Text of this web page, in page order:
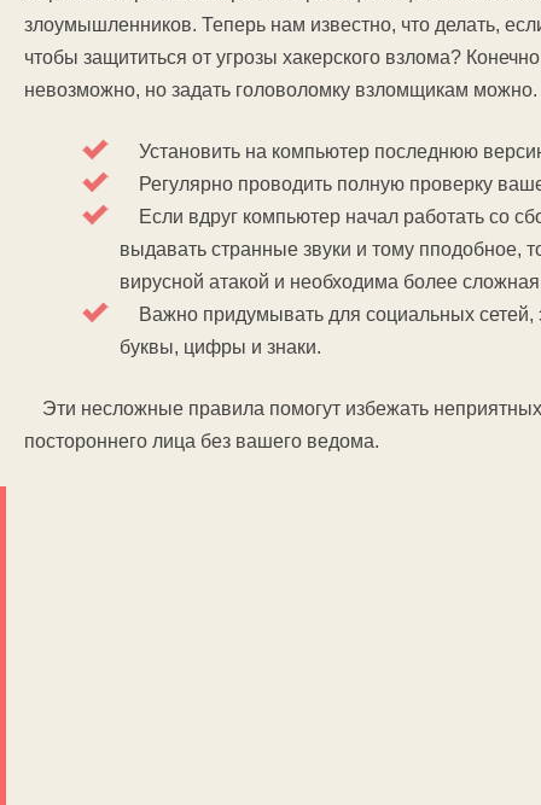
злоумышленников. Теперь нам известно, что делать,
чтобы защититься от угрозы хакерского взлома?
невозможно, но задать головоломку взломщикам
Установить на компьютер последнюю
Регулярно проводить полную проверку
Если вдруг компьютер начал работать со
выдавать странные звуки и тому пподобное,
вирусной атакой и необходима более
Важно придумывать для социальных
буквы, цифры и знаки.
Эти несложные правила помогут избежать
постороннего лица без вашего ведома.